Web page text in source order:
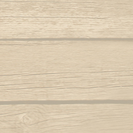
Pra jogar
Música:
Dendê de maré,
Refrain
C'est la pleine lune
Le pêcheur revient
Ca va festoyer au
Le capoeiriste va